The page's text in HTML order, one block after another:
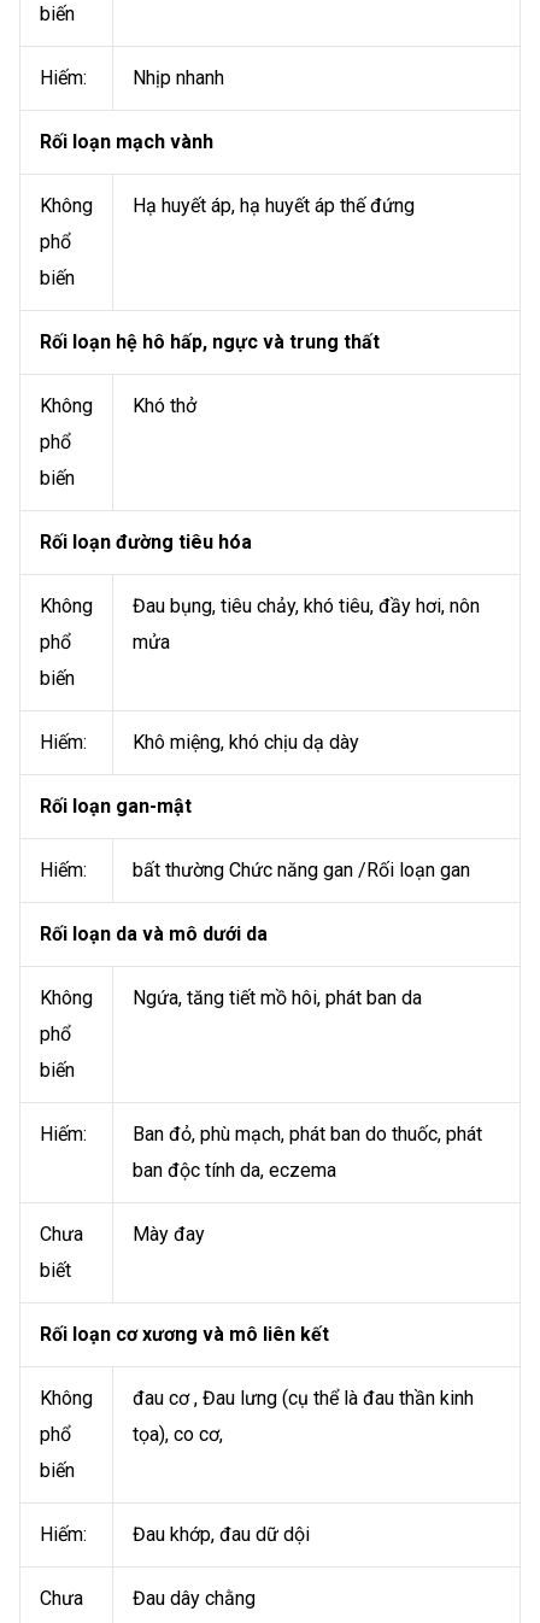
biến
Hiếm: Nhịp nhanh
Rối loạn mạch vành
Không
phổ
biến
Hạ huyết áp, hạ huyết áp thế đứng
Rối loạn hệ hô hấp, ngực và trung thất
Không
phổ
biến
Khó thở
Rối loạn đường tiêu hóa
Không
phổ
biến
Đau bụng, tiêu chảy, khó tiêu, đầy hơi, nôn
mửa
Hiếm: Khô miệng, khó chịu dạ dày
Rối loạn gan-mật
Hiếm: bất thường Chức năng gan /Rối loạn gan
Rối loạn da và mô dưới da
Không
phổ
biến
Ngứa, tăng tiết mồ hôi, phát ban da
Hiếm:
Ban đỏ, phù mạch, phát ban do thuốc, phát
ban độc tính da, eczema
Chưa
biết
Mày đay
Rối loạn cơ xương và mô liên kết
Không
phổ
biến
đau cơ , Đau lưng (cụ thể là đau thần kinh
tọa), co cơ,
Hiếm: Đau khớp, đau dữ dội
Chưa
Đau dây chằng